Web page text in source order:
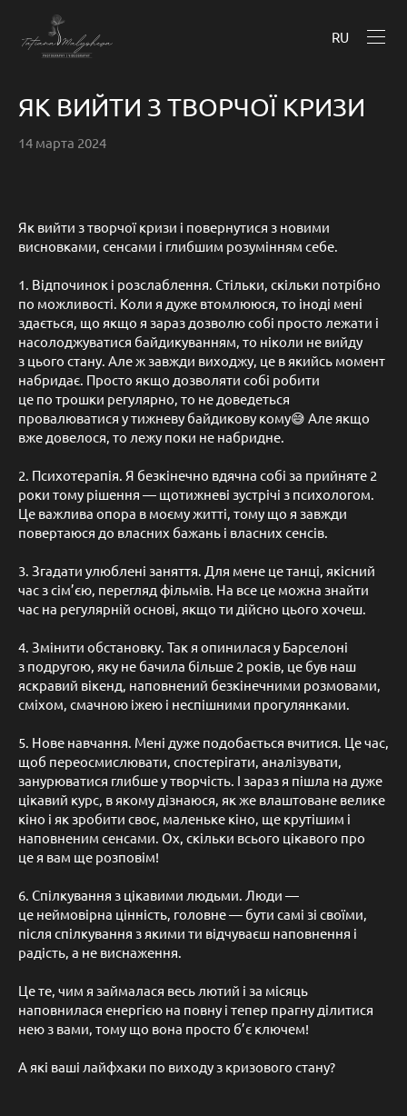
RU
ЯК ВИЙТИ З ТВОРЧОЇ КРИЗИ
14 марта 2024
Як вийти з творчої кризи і повернутися з новими
висновками, сенсами і глибшим розумінням себе.
1. Відпочинок і розслаблення. Стільки, скільки потрібно
по можливості. Коли я дуже втомлююся, то іноді мені
здається, що якщо я зараз дозволю собі просто лежати і
насолоджуватися байдикуванням, то ніколи не вийду
з цього стану. Але ж завжди виходжу, це в якийсь момент
набридає. Просто якщо дозволяти собі робити
це по трошки регулярно, то не доведеться
провалюватися у тижневу байдикову кому😅 Але якщо
вже довелося, то лежу поки не набридне.
2. Психотерапія. Я безкінечно вдячна собі за прийняте 2
роки тому рішення — щотижневі зустрічі з психологом.
Це важлива опора в моєму житті, тому що я завжди
повертаюся до власних бажань і власних сенсів.
3. Згадати улюблені заняття. Для мене це танці, якісний
час з сім’єю, перегляд фільмів. На все це можна знайти
час на регулярній основі, якщо ти дійсно цього хочеш.
4. Змінити обстановку. Так я опинилася у Барселоні
з подругою, яку не бачила більше 2 років, це був наш
яскравий вікенд, наповнений безкінечними розмовами,
сміхом, смачною іжею і неспішними прогулянками.
5. Нове навчання. Мені дуже подобається вчитися. Це час,
щоб переосмислювати, спостерігати, аналізувати,
занурюватися глибше у творчість. І зараз я пішла на дуже
цікавий курс, в якому дізнаюся, як же влаштоване велике
кіно і як зробити своє, маленьке кіно, ще крутішим і
наповненим сенсами. Ох, скільки всього цікавого про
це я вам ще розповім!
6. Спілкування з цікавими людьми. Люди —
це неймовірна цінність, головне — бути самі зі своїми,
після спілкування з якими ти відчуваєш наповнення і
радість, а не виснаження.
Це те, чим я займалася весь лютий і за місяць
наповнилася енергією на повну і тепер прагну ділитися
нею з вами, тому що вона просто б’є ключем!
А які ваші лайфхаки по виходу з кризового стану?